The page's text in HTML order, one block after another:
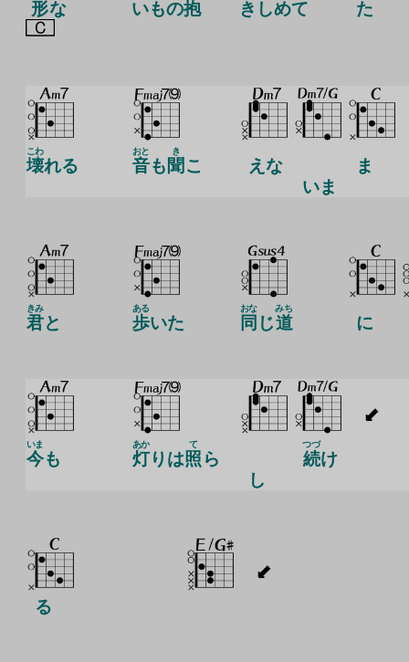
形な いもの抱 きしめて た
壊
こわ
れる 音
おと
も 聞
き
こ
えな
いま
ま
君
きみ
と 歩
ある
いた 同
おな
じ道
みち
に
今
いま
も 灯
あか
りは照
て
ら
し
続
つづ
け
る